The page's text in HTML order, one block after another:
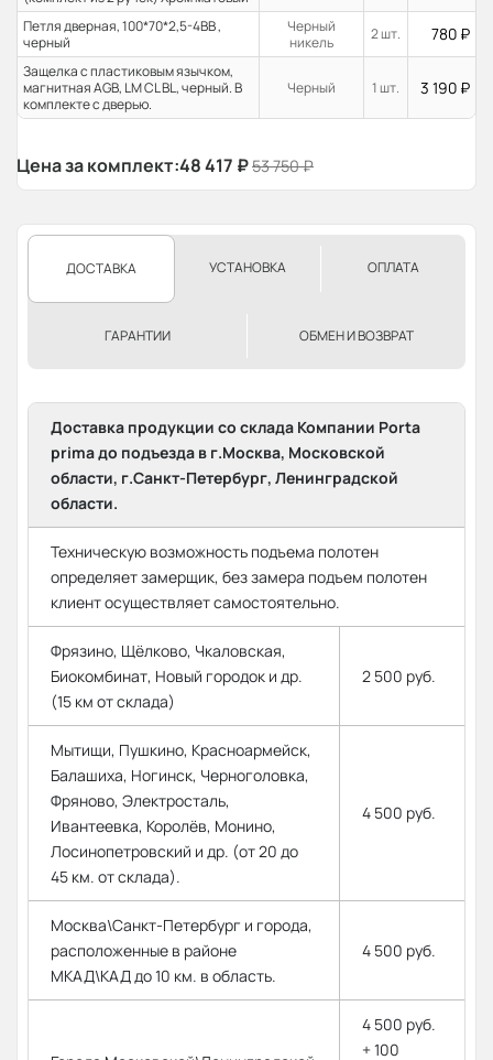
Петля дверная, 100*70*2,5-4ВВ ,
черный
Черный
никель
2 шт. 780 ₽
Защелка с пластиковым язычком,
магнитная AGB, LM CL BL, черный. В
комплекте с дверью.
Черный 1 шт. 3 190 ₽
Цена за комплект:48 417 ₽53 750₽
ДОСТАВКА УСТАНОВКА ОПЛАТА
ГАРАНТИИ ОБМЕН И ВОЗВРАТ
Доставка продукции со склада Компании Porta
prima до подъезда в г.Москва, Московской
области, г.Санкт-Петербург, Ленинградской
области.
Техническую возможность подъема полотен
определяет замерщик, без замера подъем полотен
клиент осуществляет самостоятельно.
Фрязино, Щёлково, Чкаловская,
Биокомбинат, Новый городок и др.
(15 км от склада)
2 500 руб.
Мытищи, Пушкино, Красноармейск,
Балашиха, Ногинск, Черноголовка,
Фряново, Электросталь,
Ивантеевка, Королёв, Монино,
Лосинопетровский и др. (от 20 до
45 км. от склада).
4 500 руб.
Москва\Санкт-Петербург и города,
расположенные в районе
МКАД\КАД до 10 км. в область.
4 500 руб.
4 500 руб.
+ 100